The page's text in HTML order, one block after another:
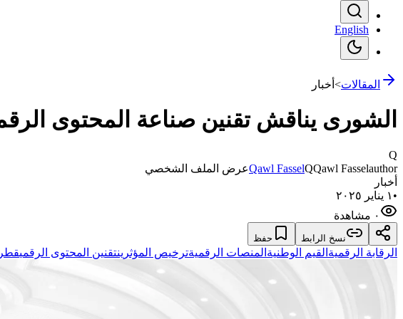
English
المقالات> أخبار
الشورى يناقش تقنين صناعة المحتوى
Q
Qawl FasselQQawl Fasselauthor
عرض الملف الشخصي
أخبار
• ١ يناير ٢٠٢٥
٠ مشاهدة
نسخ الرابط حفظ
الرقابة الرقمية القيم الوطنية المنصات الرقميةترخيص المؤثرينتقنين المحتوى الرقميقطر